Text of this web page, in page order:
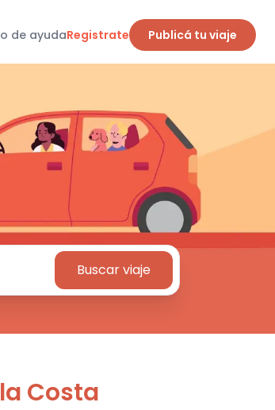
de ayudaRegistrate Publicá tu viaje
Buscar viaje
Costa